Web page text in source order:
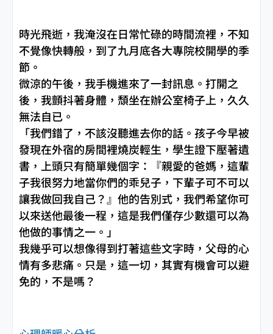
時光飛逝，我淹沒在日常忙碌的時間流裡，不知
不覺像快轉般，到了九月底各大專院校開學的季
節。
微涼的午後，我手機進來了一封訊息。打開之
後，我顫抖著身體，頹坐在辦公室椅子上，久久
無法自已。
「我們錯了，不該沒聽進去你的話。孩子今早被
發現在外宿的房間裡燒炭輕生，學生證下壓著遺
書，上頭只有簡單幾個字：『親愛的爸媽，這輩
子我很努力地當你們的乖兒子，下輩子可不可以
讓我做回我自己？』他的告別式，我們希望你可
以來送他最後一程，這是我們僅存少數還可以為
他做的事情之一。」
我幾乎可以想像得到打著這些文字時，父母的心
情有多悲痛。只是，這一切，其實有機會可以避
免的，不是嗎？